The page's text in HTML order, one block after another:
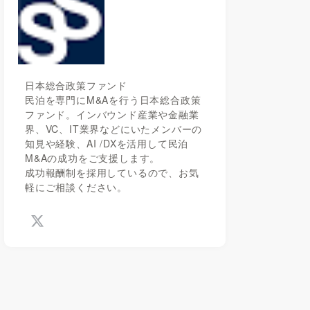
日本総合政策ファンド
民泊を専門にM&Aを行う日本総合政策
ファンド。インバウンド産業や金融業
界、VC、IT業界などにいたメンバーの
知見や経験、AI /DXを活用して民泊
M&Aの成功をご支援します。
成功報酬制を採用しているので、お気
軽にご相談ください。